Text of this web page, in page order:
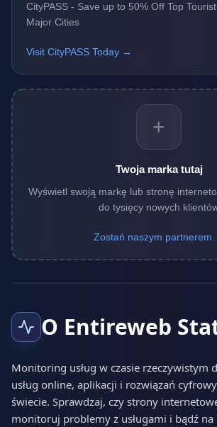
CityPASS - Save up to 50% Off Top
Major Cities
Visit CityPASS Today →
+
Twoja marka tutaj
Wyświetl swoją markę lub stronę
do tysięcy nowych
Zostań naszym partnerem
O Entireweb
Monitoring usług w czasie rzeczywistym
usług online, aplikacji i rozwiązań
świecie. Sprawdzaj, czy strony
monitoruj problemy z usługami i bądź na